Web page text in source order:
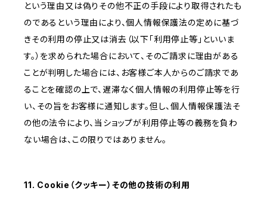
という理由又は偽りその他不正の手段により取得されたも
のであるという理由により、個人情報保護法の定めに基づ
きその利用の停止又は消去（以下「利用停止等」といいま
す。）を求められた場合において、そのご請求に理由がある
ことが判明した場合には、お客様ご本人からのご請求であ
ることを確認の上で、遅滞なく個人情報の利用停止等を行
い、その旨をお客様に通知します。但し、個人情報保護法そ
の他の法令により、当ショップが利用停止等の義務を負わ
ない場合は、この限りではありません。
11. Cookie（クッキー）その他の技術の利用